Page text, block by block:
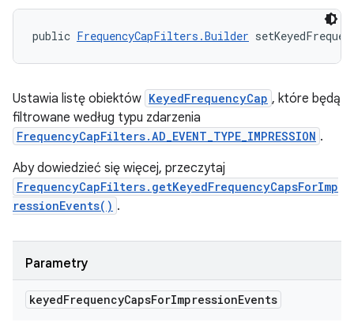
public FrequencyCapFilters.Builder
Ustawia listę obiektów KeyedFrequencyCap , które będą
filtrowane według typu zdarzenia
FrequencyCapFilters.AD_EVENT_TYPE_IMPRESSION .
Aby dowiedzieć się więcej, przeczytaj
FrequencyCapFilters.getKeyedFrequencyCapsForImp
ressionEvents() .
Parametry
keyedFrequencyCapsForImpressionEvents